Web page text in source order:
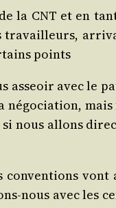
la CNT et en
points
asseoir avec le
mais
nous allons
conven­tions
nous avec les